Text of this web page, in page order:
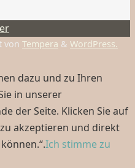
von Tempera & WordPress.
dazu und zu Ihren
in unserer
der Seite. Klicken Sie auf
akzeptieren und direkt
Ich stimme zu